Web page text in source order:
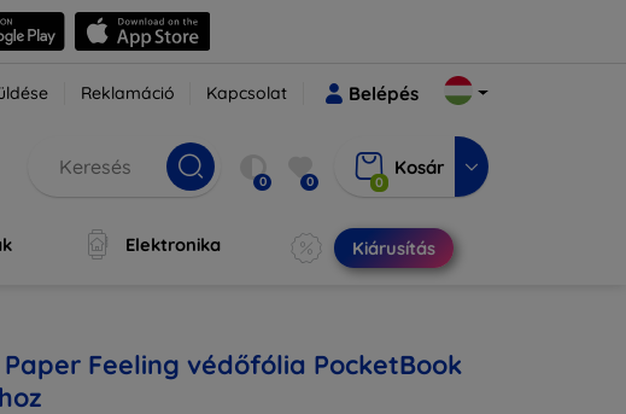
Reklamáció Kapcsolat Belépés
0 0 0
Kosár
Elektronika Kiárusítás
Paper Feeling védőfólia PocketBook